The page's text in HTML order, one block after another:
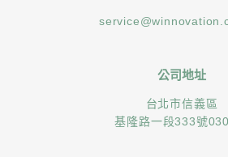
公司地址
台北市信義區
基隆路一段333號